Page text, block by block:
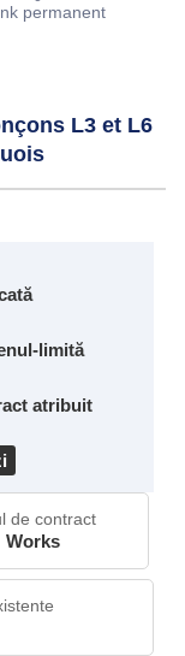
permanent
L3 et L6
limită
atribuit
de contract
Works